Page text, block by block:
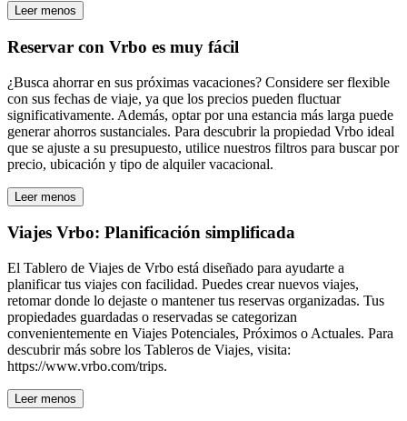
Leer menos
Reservar con Vrbo es muy fácil
¿Busca ahorrar en sus próximas vacaciones? Considere ser flexible
con sus fechas de viaje, ya que los precios pueden fluctuar
significativamente. Además, optar por una estancia más larga puede
generar ahorros sustanciales. Para descubrir la propiedad Vrbo ideal
que se ajuste a su presupuesto, utilice nuestros filtros para buscar por
precio, ubicación y tipo de alquiler vacacional.
Leer menos
Viajes Vrbo: Planificación simplificada
El Tablero de Viajes de Vrbo está diseñado para ayudarte a
planificar tus viajes con facilidad. Puedes crear nuevos viajes,
retomar donde lo dejaste o mantener tus reservas organizadas. Tus
propiedades guardadas o reservadas se categorizan
convenientemente en Viajes Potenciales, Próximos o Actuales. Para
descubrir más sobre los Tableros de Viajes, visita:
https://www.vrbo.com/trips.
Leer menos